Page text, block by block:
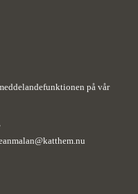
på vår